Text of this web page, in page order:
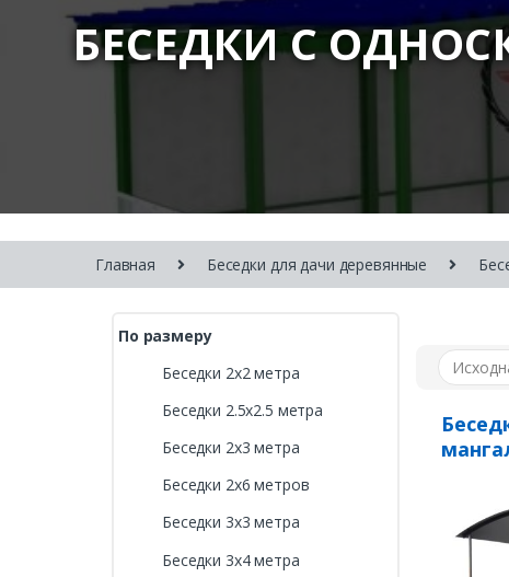
БЕСЕДКИ С
Главная Беседки для дачи деревянные
По размеру
Беседки 2х2 метра
Беседки 2.5х2.5 метра
Беседки 2х3 метра
Беседки 2х6 метров
Беседки 3х3 метра
Беседки 3х4 метра